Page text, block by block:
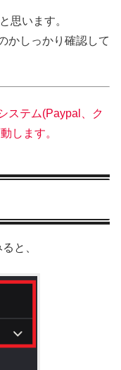
思います。
かしっかり確認して
ステム(Paypal、ク
します。
と、